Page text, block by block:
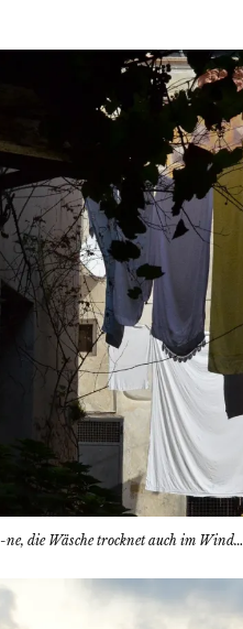
ne, die Wäsche trocknet auch im Wind…